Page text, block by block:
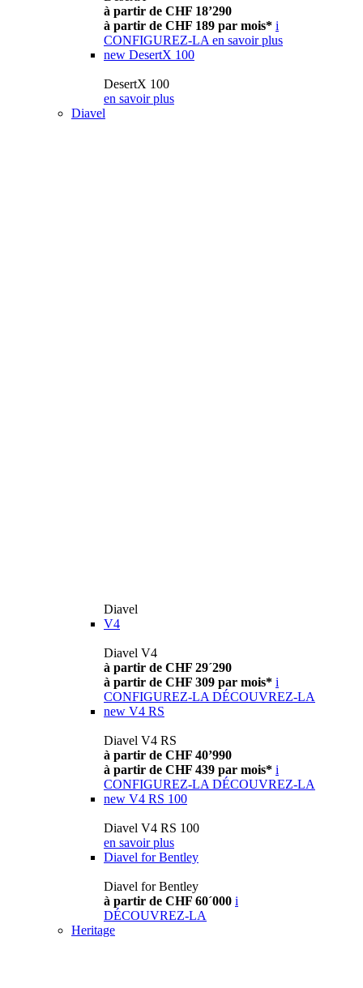
à partir de CHF 18’290
à partir de CHF 189 par mois* i
CONFIGUREZ-LA en savoir plus
new DesertX 100
DesertX 100
en savoir plus
Diavel
Diavel
V4
Diavel V4
à partir de CHF 29´290
à partir de CHF 309 par mois* i
CONFIGUREZ-LA DÉCOUVREZ-LA
new V4 RS
Diavel V4 RS
à partir de CHF 40’990
à partir de CHF 439 par mois* i
CONFIGUREZ-LA DÉCOUVREZ-LA
new V4 RS 100
Diavel V4 RS 100
en savoir plus
Diavel for Bentley
Diavel for Bentley
à partir de CHF 60´000 i
DÉCOUVREZ-LA
Heritage